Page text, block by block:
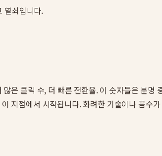
열쇠입니다.
은 클릭 수, 더 빠른 전환율. 이 숫자들은 분
지점에서 시작됩니다. 화려한 기술이나 꼼수